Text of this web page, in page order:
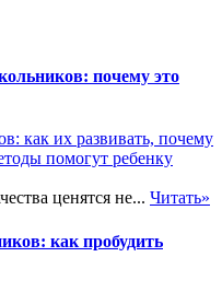
почему это
ценятся не... Читать»
как пробудить